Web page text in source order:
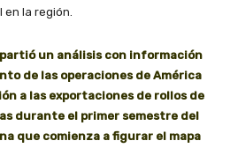
la región.
un análisis con información
de las operaciones de América
a las exportaciones de rollos de
durante el primer semestre del
que comienza a figurar el mapa